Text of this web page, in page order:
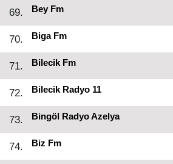
69. Bey Fm
70. Biga Fm
71. Bilecik Fm
72. Bilecik Radyo 11
73. Bingöl Radyo Azelya
74. Biz Fm